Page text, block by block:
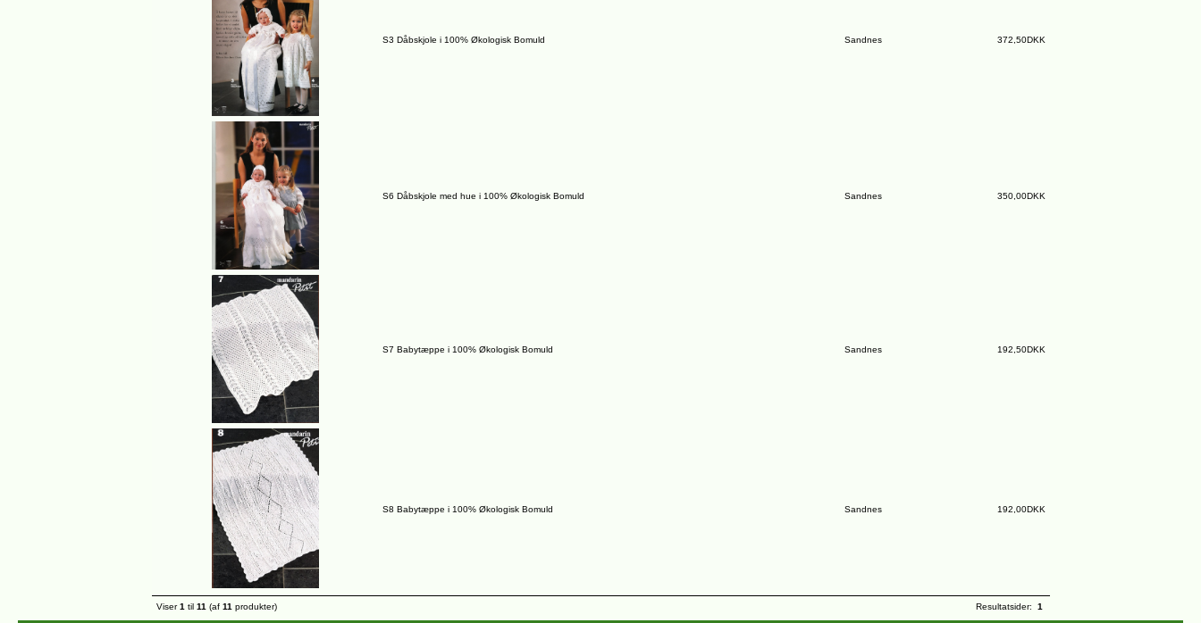
S3 Dåbskjole i 100% Økologisk Bomuld Sandnes 372,50DKK
S6 Dåbskjole med hue i 100% Økologisk Bomuld Sandnes 350,00DKK
S7 Babytæppe i 100% Økologisk Bomuld Sandnes 192,50DKK
S8 Babytæppe i 100% Økologisk Bomuld Sandnes 192,00DKK
Viser1 til 11 (af 11 produkter) Resultatsider: 1